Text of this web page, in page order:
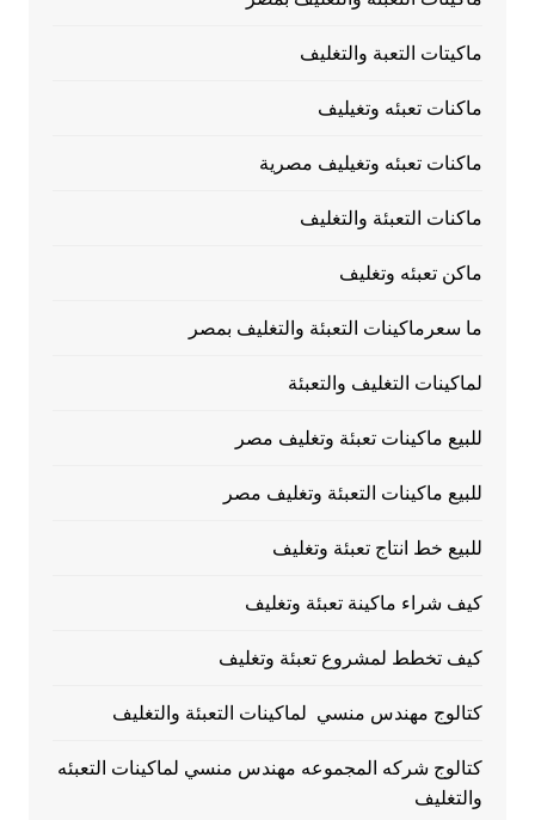
ماكيتات التعبة والتغليف
ماكنات تعبئه وتغيليف
ماكنات تعبئه وتغيليف مصرية
ماكنات التعبئة والتغليف
ماكن تعبئه وتغليف
ما سعرماكينات التعبئة والتغليف بمصر
لماكينات التغليف والتعبئة
للبيع ماكينات تعبئة وتغليف مصر
للبيع ماكينات التعبئة وتغليف مصر
للبيع خط انتاج تعبئة وتغليف
كيف شراء ماكينة تعبئة وتغليف
كيف تخطط لمشروع تعبئة وتغليف
كتالوج مهندس منسي لماكينات التعبئة والتغليف
كتالوج شركه المجموعه مهندس منسي لماكينات التعبئه
والتغليف